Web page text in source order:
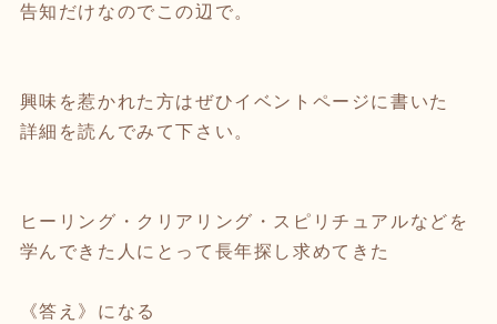
告知だけなのでこの辺で。
興味を惹かれた方はぜひイベントページに書いた
詳細を読んでみて下さい。
ヒーリング・クリアリング・スピリチュアルなどを
学んできた人にとって長年探し求めてきた
《答え》になる